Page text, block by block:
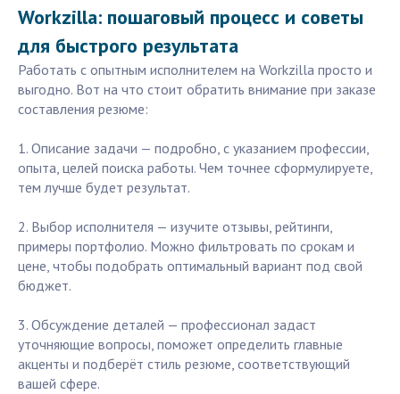
Workzilla: пошаговый процесс и советы
для быстрого результата
Работать с опытным исполнителем на Workzilla просто и
выгодно. Вот на что стоит обратить внимание при заказе
составления резюме:
1. Описание задачи — подробно, с указанием профессии,
опыта, целей поиска работы. Чем точнее сформулируете,
тем лучше будет результат.
2. Выбор исполнителя — изучите отзывы, рейтинги,
примеры портфолио. Можно фильтровать по срокам и
цене, чтобы подобрать оптимальный вариант под свой
бюджет.
3. Обсуждение деталей — профессионал задаст
уточняющие вопросы, поможет определить главные
акценты и подберёт стиль резюме, соответствующий
вашей сфере.